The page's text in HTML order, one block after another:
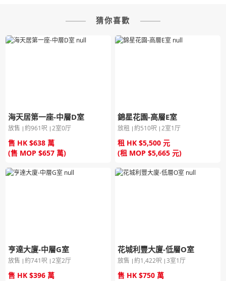
猜你喜歡
海天居第一座-中層D室
放售 約961呎 2室0厅
售 HK $638 萬
(售 MOP $657 萬)
錦星花園-高層E室
放租 約510呎 2室1厅
租 HK $5,500 元
(租 MOP $5,665 元)
亨達大廈-中層G室
放售 約741呎 2室2厅
售 HK $396 萬
花城利豐大廈-低層O室
放售 約1,422呎 3室1厅
售 HK $750 萬